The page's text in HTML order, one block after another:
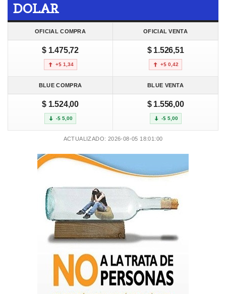
DOLAR
OFICIAL COMPRA OFICIAL VENTA
$ 1.475,72
+$ 1,34
$ 1.526,51
+$ 0,42
BLUE COMPRA BLUE VENTA
$ 1.524,00
-$ 5,00
$ 1.556,00
-$ 5,00
ACTUALIZADO: 2026-08-05 18:01:00